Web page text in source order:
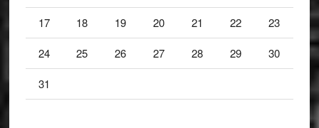
17 18 19 20 21 22 23
24 25 26 27 28 29 30
31